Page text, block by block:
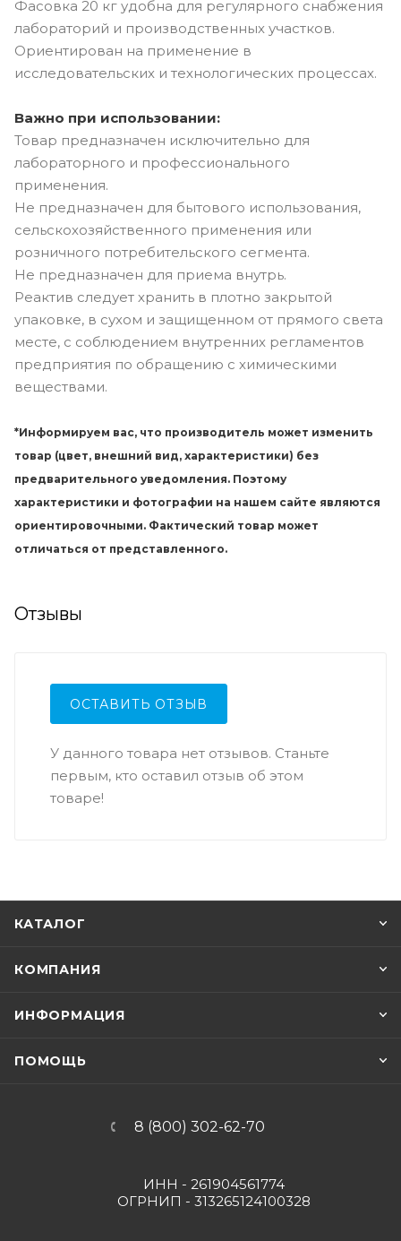
Фасовка 20 кг удобна для регулярного снабжения
лабораторий и производственных участков.
Ориентирован на применение в
исследовательских и технологических процессах.
Важно при использовании:
Товар предназначен исключительно для
лабораторного и профессионального
применения.
Не предназначен для бытового использования,
сельскохозяйственного применения или
розничного потребительского сегмента.
Не предназначен для приема внутрь.
Реактив следует хранить в плотно закрытой
упаковке, в сухом и защищенном от прямого света
месте, с соблюдением внутренних регламентов
предприятия по обращению с химическими
веществами.
*Информируем вас, что производитель может изменить
товар (цвет, внешний вид, характеристики) без
предварительного уведомления. Поэтому
характеристики и фотографии на нашем сайте являются
ориентировочными. Фактический товар может
отличаться от представленного.
Отзывы
ОСТАВИТЬ ОТЗЫВ
У данного товара нет отзывов. Станьте
первым, кто оставил отзыв об этом
товаре!
КАТАЛОГ
КОМПАНИЯ
ИНФОРМАЦИЯ
ПОМОЩЬ
8 (800) 302-62-70
ИНН - 261904561774
ОГРНИП - 313265124100328